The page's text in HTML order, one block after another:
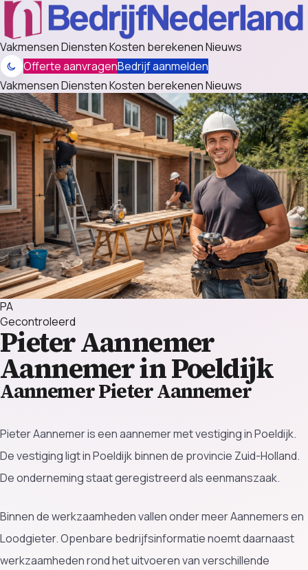
VakmensenDienstenKosten berekenenNieuws
Offerte aanvragenBedrijf aanmelden
VakmensenDienstenKosten berekenenNieuws
PA
Gecontroleerd
Pieter Aannemer
Aannemer in Poeldijk
Aannemer Pieter Aannemer
Pieter Aannemer is een aannemer met vestiging in Poeldijk.
De vestiging ligt in Poeldijk binnen de provincie Zuid-Holland.
De onderneming staat geregistreerd als eenmanszaak.
Binnen de werkzaamheden vallen onder meer Aannemers en
Loodgieter. Openbare bedrijfsinformatie noemt daarnaast
werkzaamheden rond het uitvoeren van verschillende